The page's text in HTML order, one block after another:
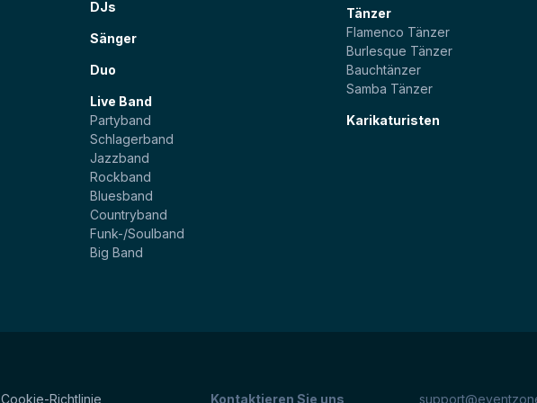
DJs
Sänger
Duo
Live Band
Partyband
Schlagerband
Jazzband
Rockband
Bluesband
Countryband
Funk-/Soulband
Big Band
Tänzer
Flamenco Tänzer
Burlesque Tänzer
Bauchtänzer
Samba Tänzer
Karikaturisten
Cookie-Richtlinie Kontaktieren Sie uns